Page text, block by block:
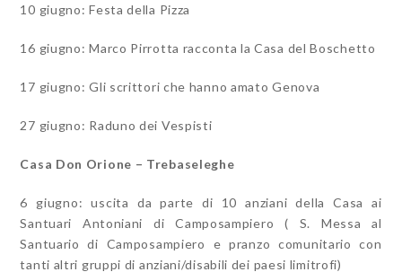
10 giugno: Festa della Pizza
16 giugno: Marco Pirrotta racconta la Casa del Boschetto
17 giugno: Gli scrittori che hanno amato Genova
27 giugno: Raduno dei Vespisti
Casa Don Orione – Trebaseleghe
6 giugno: uscita da parte di 10 anziani della Casa ai
Santuari Antoniani di Camposampiero ( S. Messa al
Santuario di Camposampiero e pranzo comunitario con
tanti altri gruppi di anziani/disabili dei paesi limitrofi)